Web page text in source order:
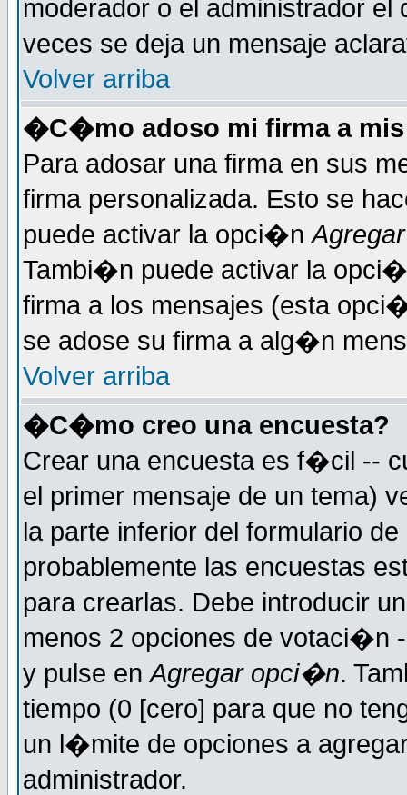
moderador o el administrador
veces se deja un mensaje
Volver arriba
�C�mo adoso mi firma a mis
Para adosar una firma en sus
firma personalizada. Esto se
puede activar la opci�n
Tambi�n puede activar la
firma a los mensajes (esta
se adose su firma a alg�n
Volver arriba
�C�mo creo una encuesta?
Crear una encuesta es f�cil --
el primer mensaje de un
la parte inferior del formulario
probablemente las encuestas
para crearlas. Debe introducir
menos 2 opciones de votaci�n
y pulse enAgregar opci�n.
tiempo (0 [cero] para que no
un l�mite de opciones a
administrador.